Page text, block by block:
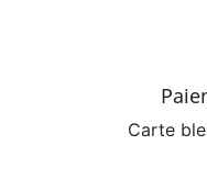
Carte